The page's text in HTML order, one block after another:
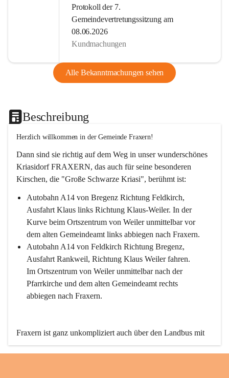
Protokoll der 7.
Gemeindevertretungssitzung am
08.06.2026
Kundmachungen
Alle Bekanntmachungen sehen
Beschreibung
Herzlich willkommen in der Gemeinde Fraxern!
Dann sind sie richtig auf dem Weg in unser wunderschönes
Kriasidorf FRAXERN, das auch für seine besonderen
Kirschen, die "Große Schwarze Kriasi", berühmt ist:
Autobahn A14 von Bregenz Richtung Feldkirch,
Ausfahrt Klaus links Richtung Klaus-Weiler. In der
Kurve beim Ortszentrum von Weiler unmittelbar vor
dem alten Gemeindeamt links abbiegen nach Fraxern.
Autobahn A14 von Feldkirch Richtung Bregenz,
Ausfahrt Rankweil, Richtung Klaus Weiler fahren.
Im Ortszentrum von Weiler unmittelbar nach der
Pfarrkirche und dem alten Gemeindeamt rechts
abbiegen nach Fraxern.
Fraxern ist ganz unkompliziert auch über den Landbus mit
den öffentlichen Verkehrsmitteln zu erreichen. Die Linie